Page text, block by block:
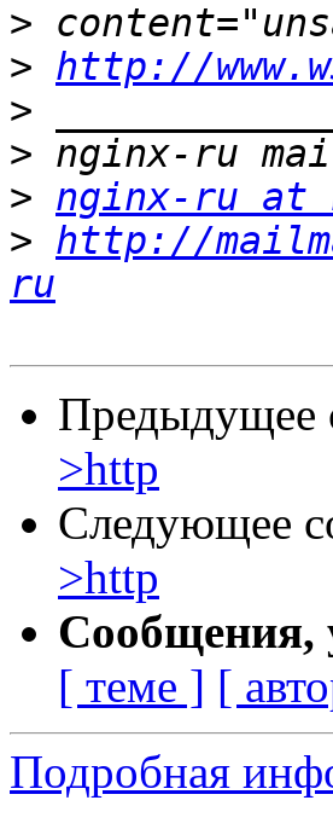
>
> http://
>
>
> nginx-ru at
> http://
ru
Предыдущее
>http
Следующее
>http
Сообщения,
[ теме ] [
Подробная